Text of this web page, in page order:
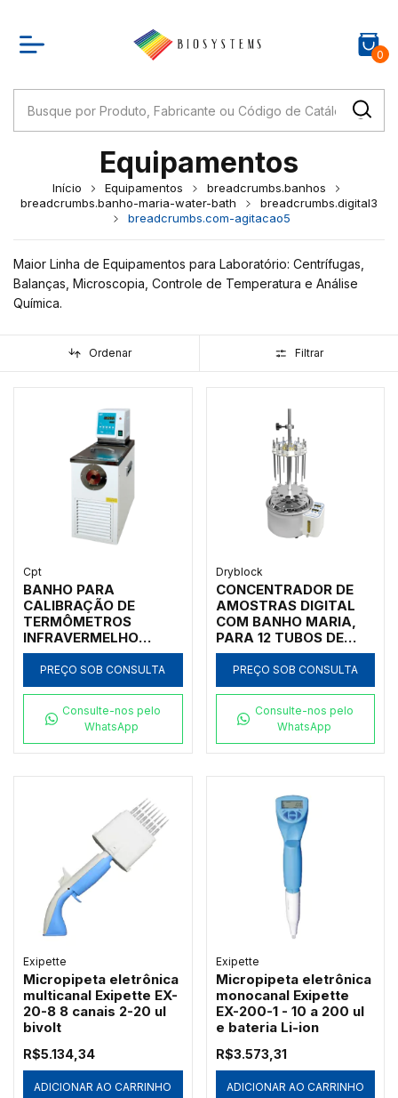
0
Equipamentos
Início Equipamentos
breadcrumbs.banhos
breadcrumbs.banho-maria-water-bath
breadcrumbs.digital3
breadcrumbs.com-agitacao5
Maior Linha de Equipamentos para Laboratório: Centrífugas,
Balanças, Microscopia, Controle de Temperatura e Análise
Química.
Ordenar Filtrar
Cpt
BANHO PARA
CALIBRAÇÃO DE
TERMÔMETROS
INFRAVERMELHO
CONFORME AS
NORMAS ASTM
CAPÍTULO E 1965-98,
FAIXA DE
TEMPERATURA -20ºC-
60ºC, RESOLUÇÃO
LITROS SAÍDA RS232 -
MODELO BB8-A-IC
PREÇO SOB CONSULTA
Consulte-nos pelo
WhatsApp
Dryblock
CONCENTRADOR DE
AMOSTRAS DIGITAL
COM BANHO MARIA,
PARA 12 TUBOS DE
TESTE (Ø10~ Ø29MM),
FRASCOS CÔNICOS,
TUBOS CENTRÍFUGAS,
AMOSTRAS DE 1 A 50
ML, COM VÁLVULA
REGULADORA DE
MODELO WT-12-IC
PREÇO SOB CONSULTA
Consulte-nos pelo
WhatsApp
Exipette
Micropipeta eletrônica
multicanal Exipette EX-
20-8 8 canais 2-20 ul
bivolt
R$5.134,34
ADICIONAR AO CARRINHO
Exipette
Micropipeta eletrônica
monocanal Exipette
EX-200-1 - 10 a 200 ul
e bateria Li-ion
R$3.573,31
ADICIONAR AO CARRINHO